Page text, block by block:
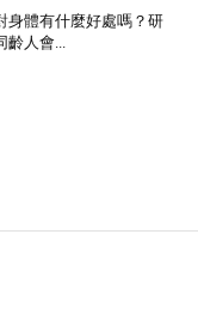
身體有什麼好處嗎？研
齡人會...